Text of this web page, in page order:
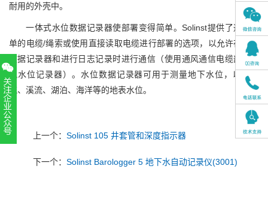
耐用的外壳中。
一体式水位数据记录器使部署变得简单。Solinst提供了通过简
单的电缆/绳索或使用直接读取电缆进行部署的选项，以允许在安装
数据记录器和进行日志记录时进行通信（使用通风通信电缆部署通
风水位记录器）。水位数据记录器可用于测量地下水位，以及河
流、溪流、湖泊、海洋等的地表水位。
上一个： Solinst 105 井套管和深度指示器
下一个： Solinst Barologger 5 地下水自动记录仪(3001)
扫一扫，关注官方账号
010-52867771